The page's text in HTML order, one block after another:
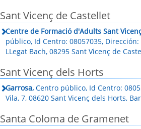
Sant Vicenç de Castellet
Centre de Formació d'Adults Sant
público, Id Centro: 08057035,
LLegat Bach, 08295 Sant Vicenç de
Sant Vicenç dels Horts
Garrosa, Centro público, Id Centro:
Vila, 7, 08620 Sant Vicenç dels Horts,
Santa Coloma de Gramenet